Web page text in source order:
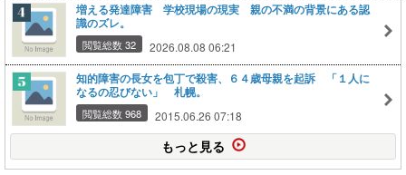
増える発達障害 学校現場の現実 親の不満の背景にある認
識のズレ。
閲覧総数 32 2026.08.08 06:21
知的障害の長女を包丁で殺害、６４歳母親を起訴 「１人に
なるの忍びない」 札幌。
閲覧総数 968 2015.06.26 07:18
もっと見る